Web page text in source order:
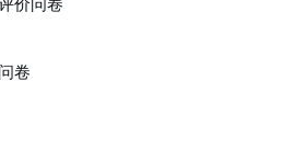
价问卷
卷